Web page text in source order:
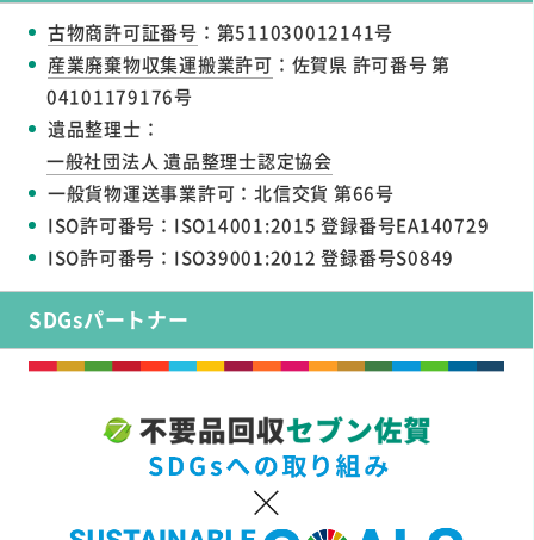
古物商許可証番号 ：第511030012141号
産業廃棄物収集運搬業許可 ：佐賀県 許可番号 第
04101179176号
遺品整理士：
一般社団法人 遺品整理士認定協会
一般貨物運送事業許可：北信交貨 第66号
ISO許可番号：ISO14001:2015 登録番号EA140729
ISO許可番号：ISO39001:2012 登録番号S0849
SDGsパートナー